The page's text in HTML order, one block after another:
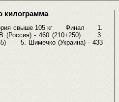
килограмма
свыше 105 кг Финал 1.
(Россия) - 460 (210+250) 3.
5. Шимечко (Украина) - 433